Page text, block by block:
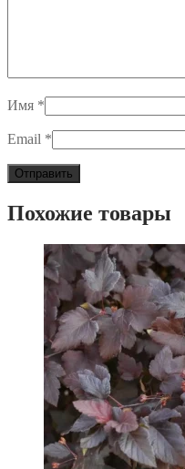
Имя *
Email *
Похожие товары